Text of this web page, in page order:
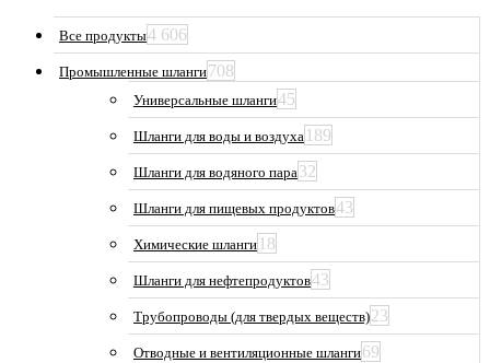
Все продукты4 606
Промышленные шланги708
Универсальные шланги45
Шланги для воды и воздуха 189
Шланги для водяного пара32
Шланги для пищевых продуктов43
Химические шланги 18
Шланги для нефтепродуктов43
Трубопроводы (для твердых веществ)23
Отводные и вентиляционные шланги69